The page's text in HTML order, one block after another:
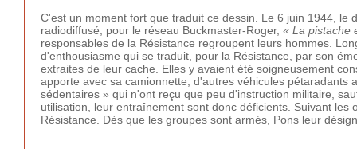
C'est un moment fort que traduit ce dessin. Le 6 juin 1944,
radiodiffusé, pour le réseau Buckmaster-Roger, « La pistache
responsables de la Résistance regroupent leurs hommes.
d'enthousiasme qui se traduit, pour la Résistance, par son
extraites de leur cache. Elles y avaient été soigneusement
apporte avec sa camionnette, d'autres véhicules
sédentaires » qui n'ont reçu que peu d'instruction militaire,
utilisation, leur entraînement sont donc déficients. Suivant
Résistance. Dès que les groupes sont armés, Pons leur